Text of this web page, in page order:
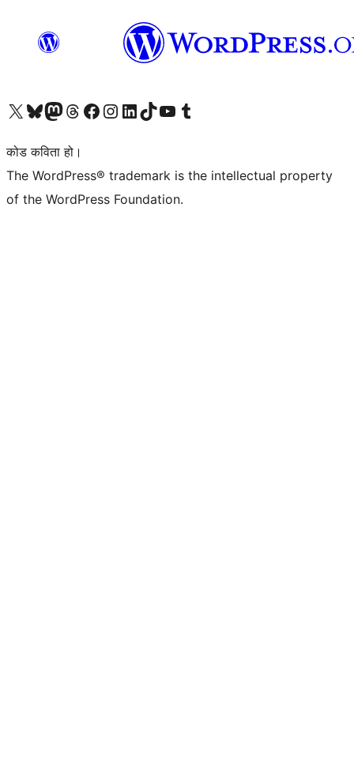
हाम्रो X (पहिले ट्विटर) खातामा जानुहोस्
हाम्रो Bluesky खाता भ्रमण गर्नुहोस्
हाम्रो म्यास्टोडन खाता भ्रमण गर्नुहोस्
हाम्रो थ्रेड्स खातामा जानुहोस्
हाम्रो फेसबुक पेजमा जानुहोस्
हाम्रो इन्स्टाग्राम खातामा जानुहोस्
हाम्रो लिङ्क्डइन खातामा जानुहोस्
हाम्रो TikTok खाता भ्रमण गर्नुहोस्
हाम्रो युट्युब च्यानलमा जानुहोस्
हाम्रो टम्बलर खाता भ्रमण गर्नुहोस्
कोड कविता हो।
The WordPress® trademark is the intellectual property
of the WordPress Foundation.